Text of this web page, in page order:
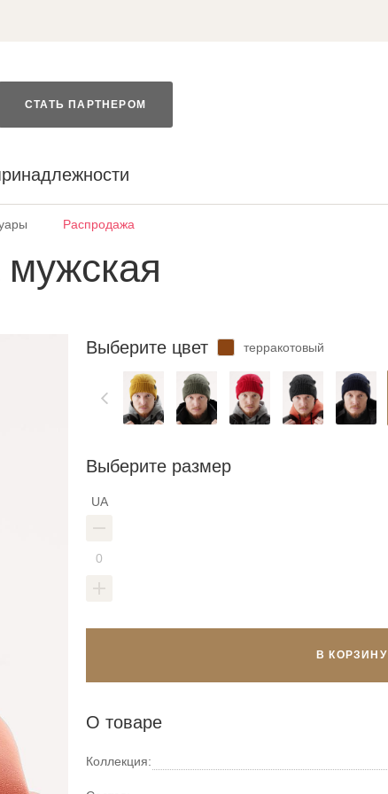
СТАТЬ ПАРТНЕРОМ
Распродажа
Выберите цвет терракотовый
Выберите размер
UA
В КОРЗИНУ
О товаре
Коллекция: